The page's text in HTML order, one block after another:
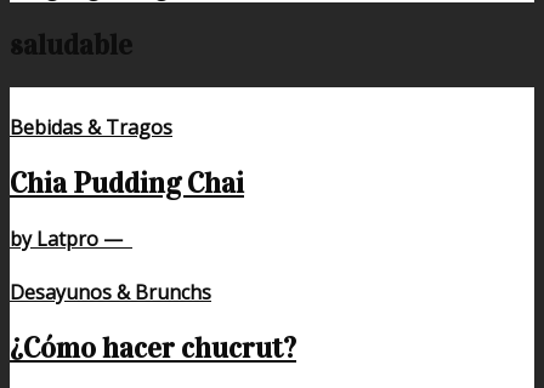
saludable
Bebidas & Tragos
Chia Pudding Chai
by Latpro —
Desayunos & Brunchs
¿Cómo hacer chucrut?